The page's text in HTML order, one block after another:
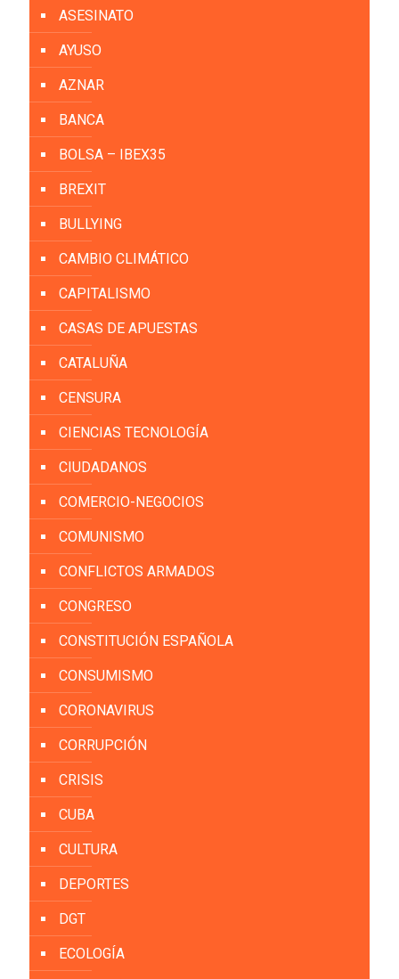
ASESINATO
AYUSO
AZNAR
BANCA
BOLSA – IBEX35
BREXIT
BULLYING
CAMBIO CLIMÁTICO
CAPITALISMO
CASAS DE APUESTAS
CATALUÑA
CENSURA
CIENCIAS TECNOLOGÍA
CIUDADANOS
COMERCIO-NEGOCIOS
COMUNISMO
CONFLICTOS ARMADOS
CONGRESO
CONSTITUCIÓN ESPAÑOLA
CONSUMISMO
CORONAVIRUS
CORRUPCIÓN
CRISIS
CUBA
CULTURA
DEPORTES
DGT
ECOLOGÍA